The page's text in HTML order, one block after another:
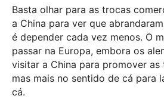
Basta olhar para as trocas
a China para ver que
é depender cada vez menos. O
passar na Europa, embora os
visitar a China para promover
mas mais no sentido de cá para
cá.